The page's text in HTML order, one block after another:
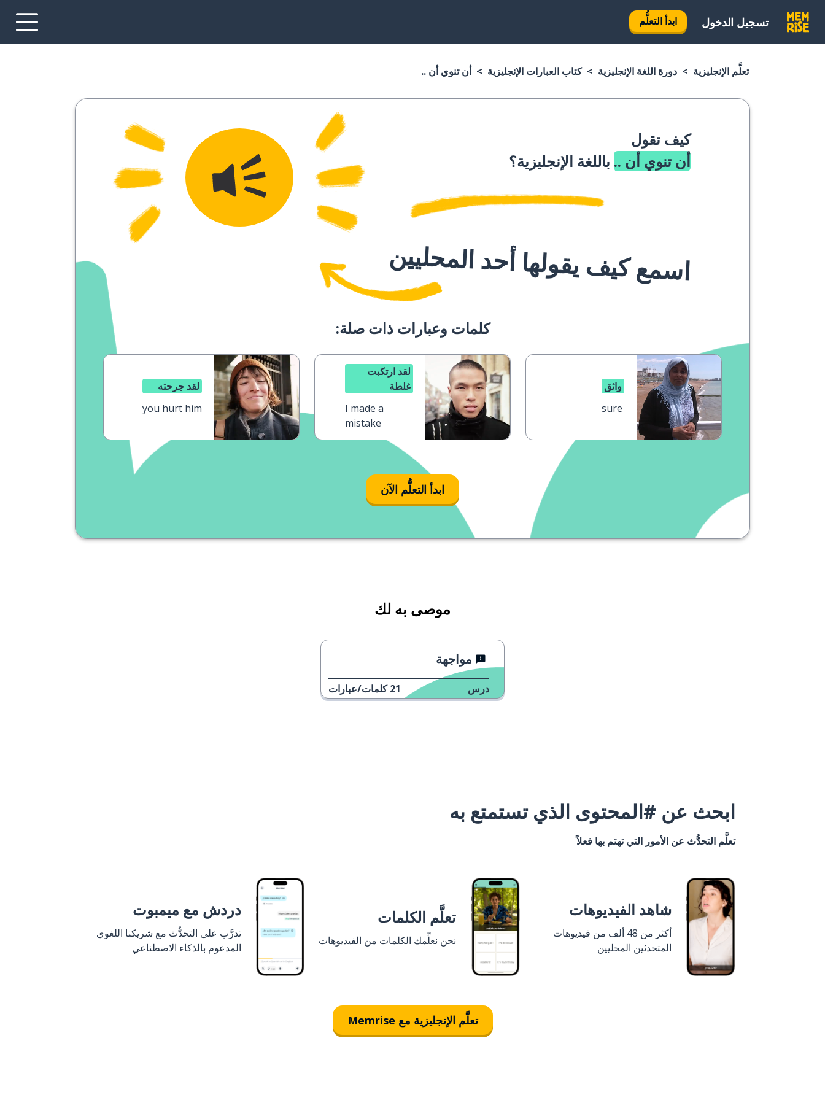
تسجيل الدخول ابدأ التعلُّم
تعلَّم الإنجليزية دورة اللغة الإنجليزية كتاب العبارات الإنجليزية أن تنوي أن ..
كيف تقول
أن تنوي أن .. باللغة الإنجليزية؟
اسمع كيف يقولها أحد المحليين
كلمات وعبارات ذات صلة:
واثق
sure
لقد ارتكبت
غلطة
I made a
mistake
لقد جرحته
you hurt him
ابدأ التعلُّم الآن
موصى به لك
مواجهة
درس 21 كلمات/عبارات
ابحث عن #المحتوى الذي تستمتع به
تعلَّم التحدُّث عن الأمور التي تهتم بها فعلاً
شاهد الفيديوهات
أكثر من 48 ألف من فيديوهات
المتحدثين المحليين
تعلَّم الكلمات
نحن نعلِّمك الكلمات من الفيديوهات
دردش مع ميمبوت
تدرَّب على التحدُّث مع شريكنا اللغوي
المدعوم بالذكاء الاصطناعي
تعلَّم الإنجليزية مع Memrise